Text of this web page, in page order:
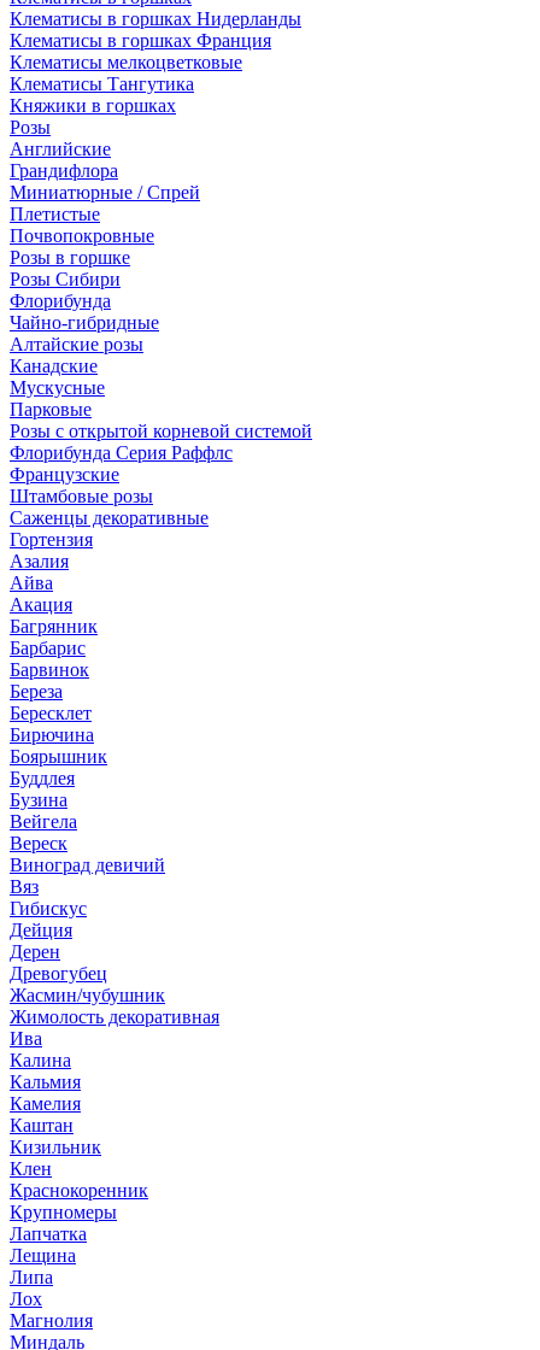
Клематисы в горшках Нидерланды
Клематисы в горшках Франция
Клематисы мелкоцветковые
Клематисы Тангутика
Княжики в горшках
Розы
Английские
Грандифлора
Миниатюрные / Спрей
Плетистые
Почвопокровные
Розы в горшке
Розы Сибири
Флорибунда
Чайно-гибридные
Алтайские розы
Канадские
Мускусные
Парковые
Розы с открытой корневой системой
Флорибунда Серия Раффлс
Французские
Штамбовые розы
Саженцы декоративные
Гортензия
Азалия
Айва
Акация
Багрянник
Барбарис
Барвинок
Береза
Бересклет
Бирючина
Боярышник
Буддлея
Бузина
Вейгела
Вереск
Виноград девичий
Вяз
Гибискус
Дейция
Дерен
Древогубец
Жасмин/чубушник
Жимолость декоративная
Ива
Калина
Кальмия
Камелия
Каштан
Кизильник
Клен
Краснокоренник
Крупномеры
Лапчатка
Лещина
Липа
Лох
Магнолия
Миндаль